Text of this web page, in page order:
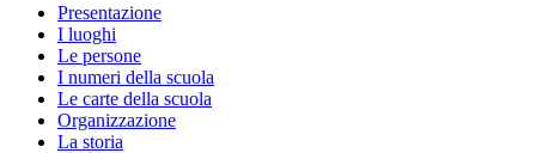
Presentazione
I luoghi
Le persone
I numeri della scuola
Le carte della scuola
Organizzazione
La storia